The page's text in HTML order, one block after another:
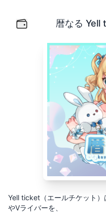
暦なる Yell
Yell ticket（エールチケット
やVライバーを、